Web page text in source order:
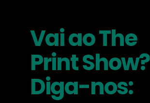
Vai ao The
Print Show?
Diga-nos: